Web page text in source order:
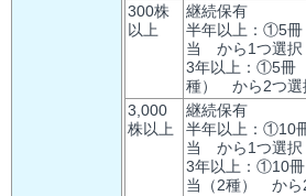
300株
以上
継続保有
半年以上：①5
当 から1つ選択
3年以上：①5冊
種） から2つ選
3,000
株以上
継続保有
半年以上：
当 から1つ選択
3年以上：①10
当（2種） から